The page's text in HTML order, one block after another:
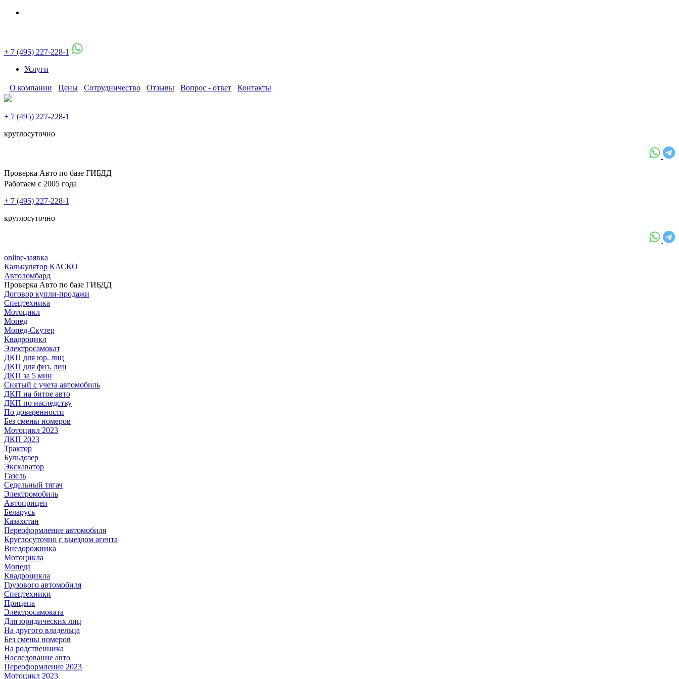
+ 7 (495) 227-228-1
Услуги
О компании Цены Сотрудничество Отзывы Вопрос - ответ Контакты
+ 7 (495) 227-228-1
круглосуточно
Проверка Авто по базе ГИБДД
Работаем с 2005 года
+ 7 (495) 227-228-1
круглосуточно
online-заявка
Калькулятор КАСКО
Автоломбард
Проверка Авто по базе ГИБДД
Договор купли-продажи
Спецтехника
Мотоцикл
Мопед
Мопед-Скутер
Квадроцикл
Электросамокат
ДКП для юр. лиц
ДКП для физ. лиц
ДКП за 5 мин
Снятый с учета автомобиль
ДКП на битое авто
ДКП по наследству
По доверенности
Без смены номеров
Мотоцикл 2023
ДКП 2023
Трактор
Бульдозер
Экскаватор
Газель
Седельный тягач
Электромобиль
Автоприцеп
Беларусь
Казахстан
Переоформление автомобиля
Круглосуточно с выездом агента
Внедорожника
Мотоцикла
Мопеда
Квадроцикла
Грузового автомобиля
Спецтехники
Прицепа
Электросамоката
Для юридических лиц
На другого владельца
Без смены номеров
На родственника
Наследование авто
Переоформление 2023
Мотоцикл 2023